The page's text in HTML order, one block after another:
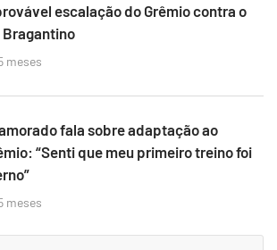
escalação do Grêmio contra o
Bragantino
meses
fala sobre adaptação ao
“Senti que meu primeiro treino foi
meses